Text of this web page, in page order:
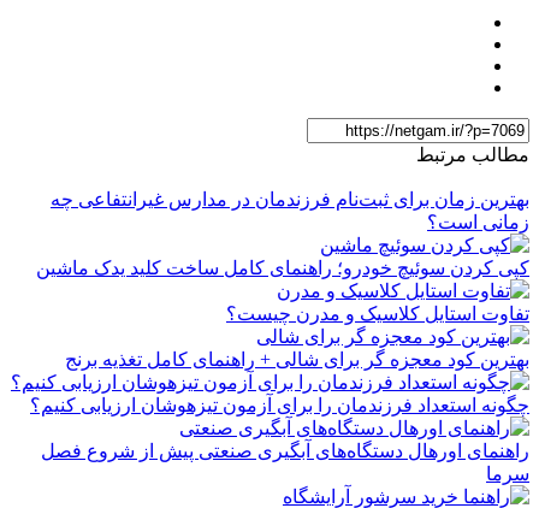
مطالب مرتبط
بهترین زمان برای ثبت‌نام فرزندمان در مدارس غیرانتفاعی چه
زمانی است؟
کپی کردن سوئیچ خودرو؛ راهنمای کامل ساخت کلید یدک ماشین
تفاوت استایل کلاسیک و مدرن چیست؟
بهترین کود معجزه گر برای شالی + راهنمای کامل تغذیه برنج
چگونه استعداد فرزندمان را برای آزمون تیزهوشان ارزیابی کنیم؟
راهنمای اورهال دستگاه‌های آبگیری صنعتی پیش از شروع فصل
سرما